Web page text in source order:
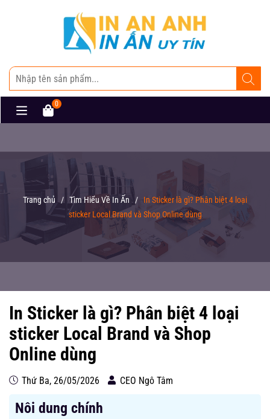
0
Trang chủ / Tìm Hiểu Về In Ấn /
In Sticker là gì? Phân biệt 4 loại
sticker Local Brand và Shop Online dùng
In Sticker là gì? Phân biệt 4 loại
sticker Local Brand và Shop
Online dùng
Thứ Ba, 26/05/2026 CEO Ngô Tâm
Nôi dung chính